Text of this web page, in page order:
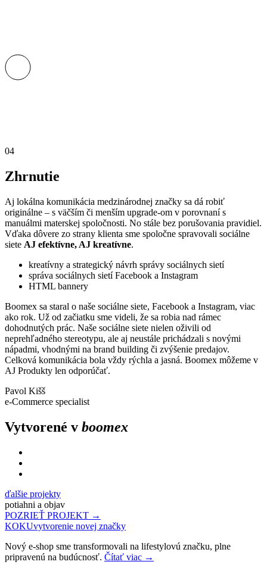
04
Zhrnutie
Aj lokálna komunikácia medzinárodnej značky sa dá robiť
originálne – s väčším či menším upgrade-om v porovnaní s
manuálmi materskej spoločnosti. No stále bez porušovania pravidiel.
Vďaka dôvere zo strany klienta sme spoločne spravovali sociálne
siete AJ efektívne, AJ kreatívne.
kreatívny a strategický návrh správy sociálnych sietí
správa sociálnych sietí Facebook a Instagram
HTML bannery
Boomex sa staral o naše sociálne siete, Facebook a Instagram, viac
ako rok. Už od začiatku sme videli, že sa robia nad rámec
dohodnutých prác. Naše sociálne siete nielen oživili od
neprehľadného stereotypu, ale aj neustále prichádzali s novými
nápadmi, vhodnými na brand building či zvýšenie predajov.
Celková komunikácia bola vždy rýchla a jasná. Boomex môžeme v
AJ Produkty len odporúčať.
Pavol Kišš
e-Commerce specialist
Vytvorené v boomex
ďalšie projekty
potiahni a objav
POZRIEŤ PROJEKT →
KOKUvytvorenie novej značky
Nový e-shop sme transformovali na lifestylovú značku, plne
pripravenú na budúcnosť. Čítať viac →